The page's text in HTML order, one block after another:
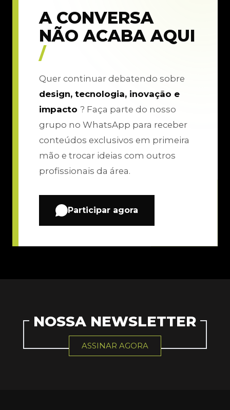
A CONVERSA
NÃO ACABA AQUI
/
Quer continuar debatendo sobre
design, tecnologia, inovação e
impacto ? Faça parte do nosso
grupo no WhatsApp para receber
conteúdos exclusivos em primeira
mão e trocar ideias com outros
profissionais da área.
Participar agora
NOSSA NEWSLETTER
ASSINAR AGORA